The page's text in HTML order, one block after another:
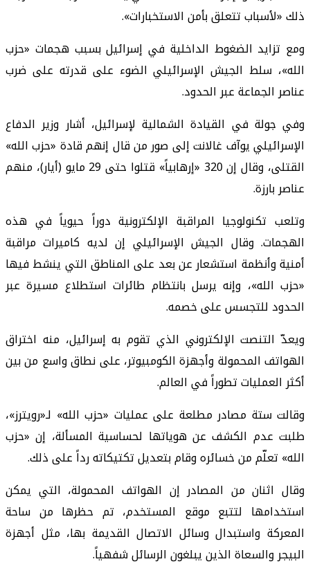
ذلك «لأسباب تتعلق بأمن الاستخبارات».
ومع تزايد الضغوط الداخلية في إسرائيل بسبب هجمات «حزب
الله»، سلط الجيش الإسرائيلي الضوء على قدرته على ضرب
عناصر الجماعة عبر الحدود.
وفي جولة في القيادة الشمالية لإسرائيل، أشار وزير الدفاع
الإسرائيلي يوآف غالانت إلى صور من قال إنهم قادة «حزب الله»
القتلى، وقال إن 320 «إرهابياً» قتلوا حتى 29 مايو (أيار)، منهم
عناصر بارزة.
وتلعب تكنولوجيا المراقبة الإلكترونية دوراً حيوياً في هذه
الهجمات. وقال الجيش الإسرائيلي إن لديه كاميرات مراقبة
أمنية وأنظمة استشعار عن بعد على المناطق التي ينشط فيها
«حزب الله»، وإنه يرسل بانتظام طائرات استطلاع مسيرة عبر
الحدود للتجسس على خصمه.
ويعدّ التنصت الإلكتروني الذي تقوم به إسرائيل، منه اختراق
الهواتف المحمولة وأجهزة الكومبيوتر، على نطاق واسع من بين
أكثر العمليات تطوراً في العالم.
وقالت ستة مصادر مطلعة على عمليات «حزب الله» لـ«رويترز»،
طلبت عدم الكشف عن هوياتها لحساسية المسألة، إن «حزب
الله» تعلّم من خسائره وقام بتعديل تكتيكاته رداً على ذلك.
وقال اثنان من المصادر إن الهواتف المحمولة، التي يمكن
استخدامها لتتبع موقع المستخدم، تم حظرها من ساحة
المعركة واستبدال وسائل الاتصال القديمة بها، مثل أجهزة
البيجر والسعاة الذين يبلغون الرسائل شفهياً.